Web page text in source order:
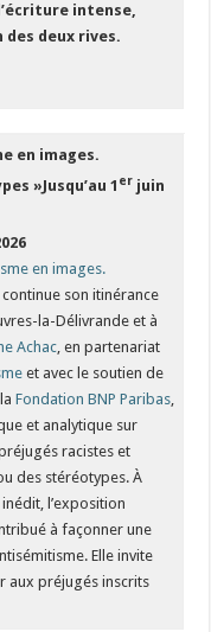
intense,
deux rives.
en images.
»Jusqu’au 1 er juin
en images.
continue son itinérance
la-Délivrande et à
Achac, en partenariat
et avec le soutien de
laFondation BNP Paribas,
et analytique sur
racistes et
des stéréotypes. À
l’exposition
à façonner une
Elle invite
aux préjugés inscrits